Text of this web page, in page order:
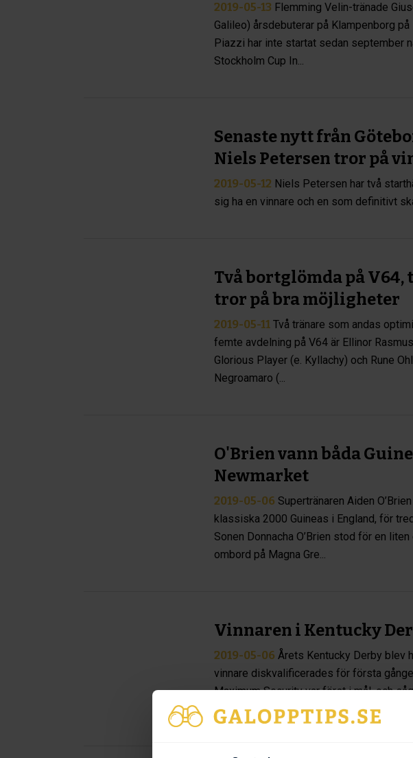
2019-05-13 Flemming Velin-tränade
Galileo) årsdebuterar på Klampenborg
Piazzi har inte startat sedan september
Stockholm Cup In...
Senaste nytt från
Niels Petersen tror på
2019-05-12 Niels Petersen har två
sig ha en vinnare och en som definitivt
Två bortglömda på V64,
tror på bra möjligheter
2019-05-11 Två tränare som andas
femte avdelning på V64 är Ellinor
Glorious Player (e. Kyllachy) och Rune
Negroamaro (...
O'Brien vann båda
Newmarket
2019-05-06 Supertränaren Aiden
klassiska 2000 Guineas i England, för
Sonen Donnacha O’Brien stod för en
ombord på Magna Gre...
Vinnaren i Kentucky
2019-05-06 Årets Kentucky Derby blev
vinnare diskvalificerades för första
Maximum Security var först i mål, och
Run For The R...